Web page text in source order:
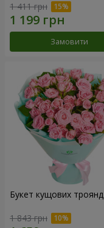
1 411 грн
Замовити
Букет кущових троянд
1 843 грн